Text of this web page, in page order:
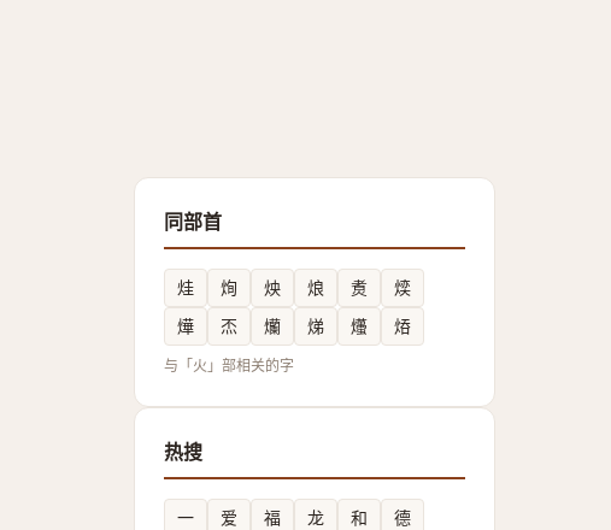
同部首
烓 㶷 炴 烺 煑
㷜
燁
㶨 爤 焍 爡 㶺
与「火」部相关的字
热搜
一 爱 福 龙 和
德